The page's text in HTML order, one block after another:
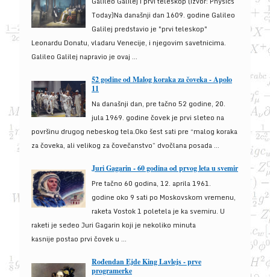
Today)Na današnji dan 1609. godine Galileo
Galilej predstavio je "prvi teleskop"
Leonardu Donatu, vladaru Venecije, i njegovim savetnicima.
Galileo Galilej napravio je ovaj ...
52 godine od Malog koraka za čoveka - Apolo
11
Na današnji dan, pre tačno 52 godine, 20.
jula 1969. godine čovek je prvi sleteo na
površinu drugog nebeskog tela.Oko šest sati pre “malog koraka
za čoveka, ali velikog za čovečanstvo” dvočlana posada ...
Juri Gagarin - 60 godina od prvog leta u svemir
Pre tačno 60 godina, 12. aprila 1961.
godine oko 9 sati po Moskovskom vremenu,
raketa Vostok 1 poletela je ka svemiru. U
raketi je sedeo Juri Gagarin koji je nekoliko minuta
kasnije postao prvi čovek u ...
Rođendan Ejde King Lavlejs - prve
programerke